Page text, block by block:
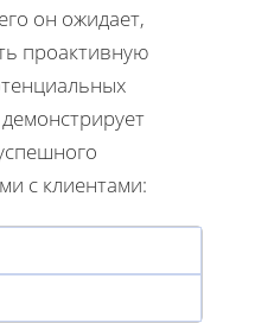
он ожидает,
проактивную
с клиентами: